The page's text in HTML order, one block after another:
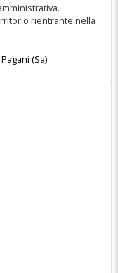
rientrante nella
Pagani (Sa)